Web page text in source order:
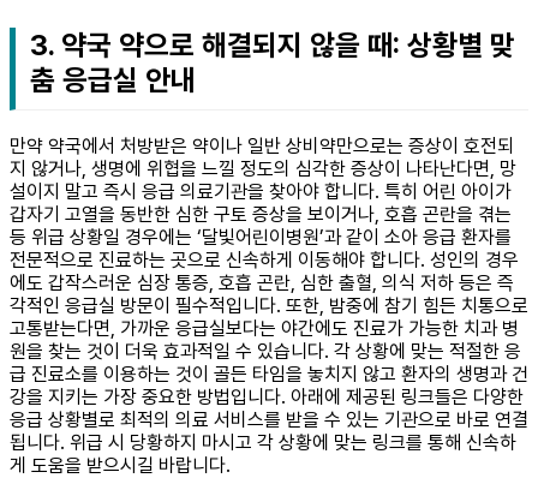
3. 약국 약으로 해결되지 않을 때: 상황별 맞
춤 응급실 안내
만약 약국에서 처방받은 약이나 일반 상비약만으로는 증상이 호전되
지 않거나, 생명에 위협을 느낄 정도의 심각한 증상이 나타난다면, 망
설이지 말고 즉시 응급 의료기관을 찾아야 합니다. 특히 어린 아이가
갑자기 고열을 동반한 심한 구토 증상을 보이거나, 호흡 곤란을 겪는
등 위급 상황일 경우에는 ‘달빛어린이병원’과 같이 소아 응급 환자를
전문적으로 진료하는 곳으로 신속하게 이동해야 합니다. 성인의 경우
에도 갑작스러운 심장 통증, 호흡 곤란, 심한 출혈, 의식 저하 등은 즉
각적인 응급실 방문이 필수적입니다. 또한, 밤중에 참기 힘든 치통으로
고통받는다면, 가까운 응급실보다는 야간에도 진료가 가능한 치과 병
원을 찾는 것이 더욱 효과적일 수 있습니다. 각 상황에 맞는 적절한 응
급 진료소를 이용하는 것이 골든 타임을 놓치지 않고 환자의 생명과 건
강을 지키는 가장 중요한 방법입니다. 아래에 제공된 링크들은 다양한
응급 상황별로 최적의 의료 서비스를 받을 수 있는 기관으로 바로 연결
됩니다. 위급 시 당황하지 마시고 각 상황에 맞는 링크를 통해 신속하
게 도움을 받으시길 바랍니다.